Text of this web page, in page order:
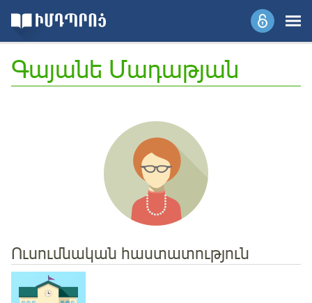
Գայանե Մադաթյան
Ուսումնական հաստատություն